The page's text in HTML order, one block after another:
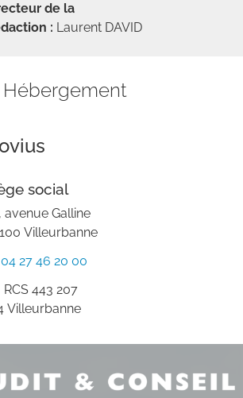
de la
: Laurent DAVID
Hébergement
social
avenue Galline
Villeurbanne
04 27 46 20 00
RCS 443 207
Villeurbanne